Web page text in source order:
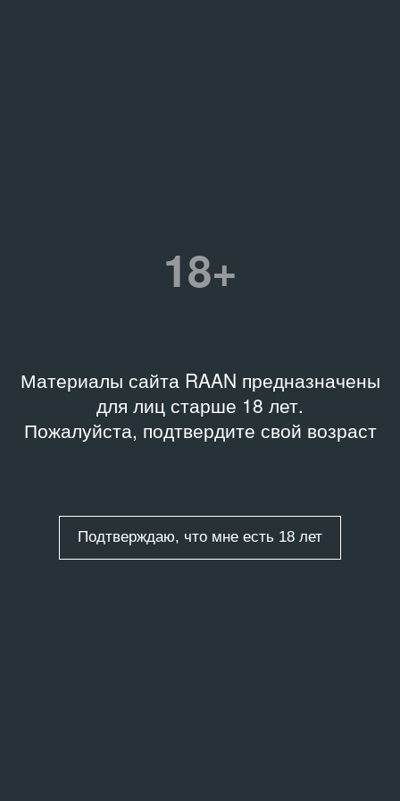
18+
Материалы сайта RAAN предназначены
для лиц старше 18 лет.
Пожалуйста, подтвердите свой возраст
Подтверждаю, что мне есть 18 лет